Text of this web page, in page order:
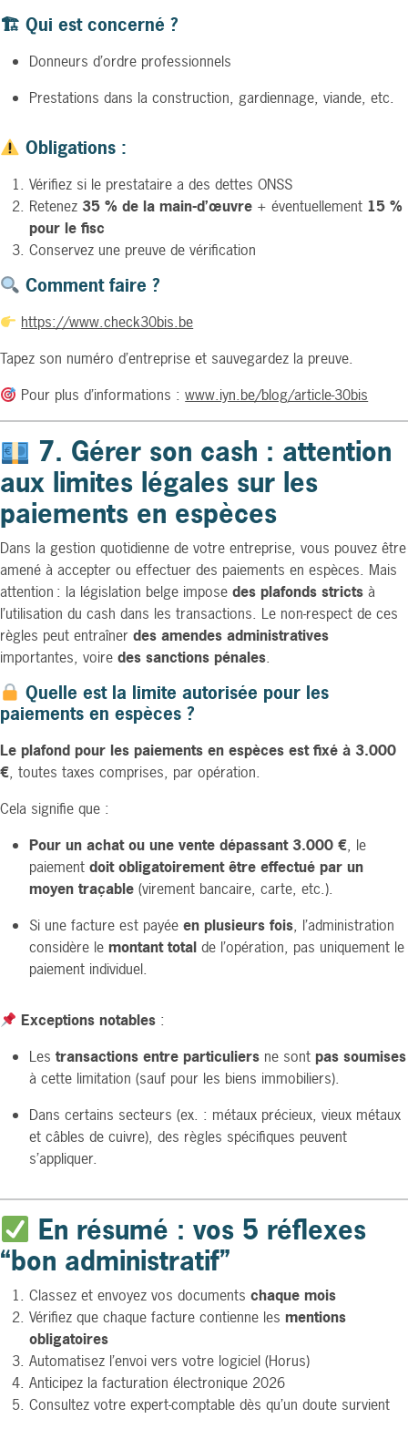
🏗 Qui est concerné ?
Donneurs d’ordre professionnels
Prestations dans la construction, gardiennage, viande, etc.
Obligations :
Vérifiez si le prestataire a des dettes ONSS
Retenez 35 % de la main-d’œuvre + éventuellement 15 %
pour le fisc
Conservez une preuve de vérification
Comment faire ?
https://www.check30bis.be
Tapez son numéro d’entreprise et sauvegardez la preuve.
Pour plus d’informations :www.iyn.be/blog/article-30bis
7. Gérer son cash : attention
aux limites légales sur les
paiements en espèces
Dans la gestion quotidienne de votre entreprise, vous pouvez être
amené à accepter ou effectuer des paiements en espèces. Mais
attention : la législation belge impose des plafonds stricts à
l’utilisation du cash dans les transactions. Le non-respect de ces
règles peut entraîner des amendes administratives
importantes, voire des sanctions pénales.
Quelle est la limite autorisée pour les
paiements en espèces ?
Le plafond pour les paiements en espèces est fixé à 3.000
€, toutes taxes comprises, par opération.
Cela signifie que :
Pour un achat ou une vente dépassant 3.000 €, le
paiement doit obligatoirement être effectué par un
moyen traçable (virement bancaire, carte, etc.).
Si une facture est payée en plusieurs fois, l’administration
considère le montant total de l’opération, pas uniquement le
paiement individuel.
Exceptions notables :
Les transactions entre particuliers ne sont pas soumises
à cette limitation (sauf pour les biens immobiliers).
Dans certains secteurs (ex. : métaux précieux, vieux métaux
et câbles de cuivre), des règles spécifiques peuvent
s’appliquer.
En résumé : vos 5 réflexes
“bon administratif”
Classez et envoyez vos documents chaque mois
Vérifiez que chaque facture contienne les mentions
obligatoires
Automatisez l’envoi vers votre logiciel (Horus)
Anticipez la facturation électronique 2026
Consultez votre expert-comptable dès qu’un doute survient